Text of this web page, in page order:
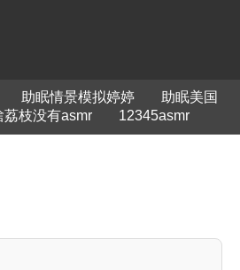
助眠情景模拟婷婷
助眠美国
荔枝没有asmr 12345asmr